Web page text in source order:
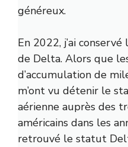
généreux.
En 2022, j’ai
de Delta. Alors que
d’accumulation de
m’ont vu détenir le
aérienne auprès des
américains dans les
retrouvé le statut